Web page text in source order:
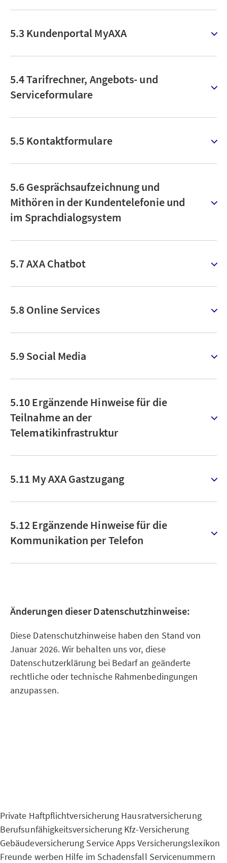
5.3 Kundenportal MyAXA
5.4 Tarifrechner, Angebots- und
Serviceformulare
5.5 Kontaktformulare
5.6 Gesprächsaufzeichnung und
Mithören in der Kundentelefonie und
im Sprachdialogsystem
5.7 AXA Chatbot
5.8 Online Services
5.9 Social Media
5.10 Ergänzende Hinweise für die
Teilnahme an der
Telematikinfrastruktur
5.11 My AXA Gastzugang
5.12 Ergänzende Hinweise für die
Kommunikation per Telefon
Änderungen dieser Datenschutzhinweise:
Diese Datenschutzhinweise haben den Stand von
Januar 2026. Wir behalten uns vor, diese
Datenschutzerklärung bei Bedarf an geänderte
rechtliche oder technische Rahmenbedingungen
anzupassen.
Private Haftpflichtversicherung Hausratversicherung
Berufsunfähigkeitsversicherung Kfz-Versicherung
Gebäudeversicherung Service Apps Versicherungslexikon
Freunde werben Hilfe im Schadensfall Servicenummern